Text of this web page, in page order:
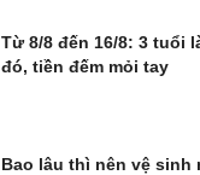
Từ 8/8 đến 16/8: 3 tuổi
đó, tiền đếm mỏi tay
Bao lâu thì nên vệ sinh